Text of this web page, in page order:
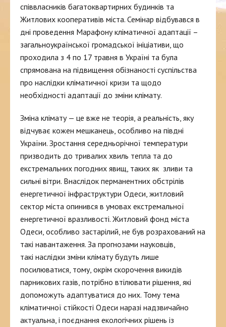
співвласників багатоквартирних будинків та
Житлових кооперативів міста. Семінар відбувався в
дні проведення Марафону кліматичної адаптації –
загальноукраїнської громадської ініціативи, що
проходила з 4 по 17 травня в Україні та була
спрямована на підвищення обізнаності суспільства
про наслідки кліматичної кризи та щодо
необхідності адаптації до зміни клімату.
Зміна клімату — це вже не теорія, а реальність, яку
відчуває кожен мешканець, особливо на півдні
України. Зростання середньорічної температури
призводить до тривалих хвиль тепла та до
екстремальних погодних явищ, таких як зливи та
сильні вітри. Внаслідок перманентних обстрілів
енергетичної інфраструктури Одеси, житловий
сектор міста опинився в умовах екстремальної
енергетичної вразливості. Житловий фонд міста
Одеси, особливо застарілий, не був розрахований на
такі навантаження. За прогнозами науковців,
такі наслідки зміни клімату будуть лише
посилюватися, тому, окрім скорочення викидів
парникових газів, потрібно втілювати рішення, які
допоможуть адаптуватися до них. Тому тема
кліматичної стійкості Одеси наразі надзвичайно
актуальна, і поєднання екологічних рішень із